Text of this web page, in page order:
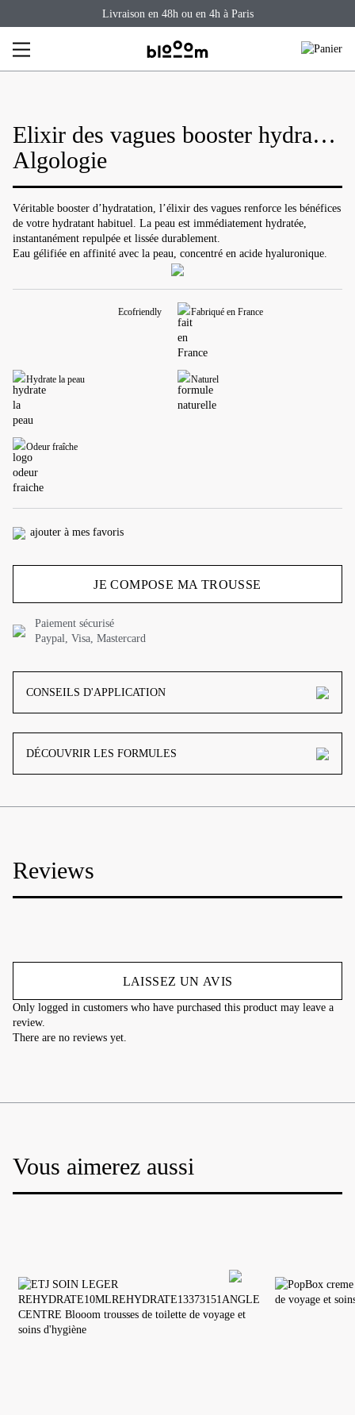
Livraison en 48h ou en 4h à Paris
Elixir des vagues booster hydra-
ressourçant
Algologie
Véritable booster d’hydratation, l’élixir des vagues renforce les bénéfices
de votre hydratant habituel. La peau est immédiatement hydratée,
instantanément repulpée et lissée durablement.
Eau gélifiée en affinité avec la peau, concentré en acide hyaluronique.
Ecofriendly Fabriqué en France
Hydrate la peau Naturel
Odeur fraîche
ajouter à mes favoris
JE COMPOSE MA TROUSSE
Paiement sécurisé
Paypal, Visa, Mastercard
CONSEILS D'APPLICATION
DÉCOUVRIR LES FORMULES
Reviews
LAISSEZ UN AVIS
Only logged in customers who have purchased this product may leave a
review.
There are no reviews yet.
Vous aimerez aussi